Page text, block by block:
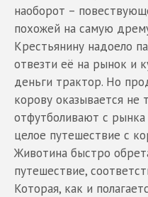
наоборот –
похожей на самую
Крестьянину надоело
отвезти её на рынок и
деньги трактор. Но
корову оказывается не
отфутболивают с рынка
целое путешествие с
Животина быстро
путешествие,
Которая, как и